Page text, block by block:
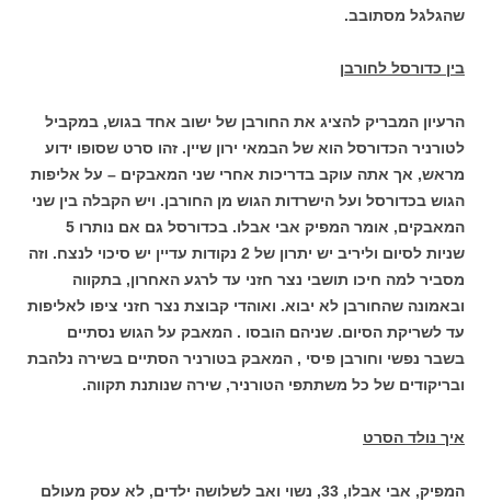
שהגלגל מסתובב.
בין כדורסל לחורבן
הרעיון המבריק להציג את החורבן של ישוב אחד בגוש, במקביל
לטורניר הכדורסל הוא של הבמאי ירון שיין. זהו סרט שסופו ידוע
מראש, אך אתה עוקב בדריכות אחרי שני המאבקים – על אליפות
הגוש בכדורסל ועל הישרדות הגוש מן החורבן. ויש הקבלה בין שני
המאבקים, אומר המפיק אבי אבלו. בכדורסל גם אם נותרו 5
שניות לסיום וליריב יש יתרון של 2 נקודות עדיין יש סיכוי לנצח. וזה
מסביר למה חיכו תושבי נצר חזני עד לרגע האחרון, בתקווה
ובאמונה שהחורבן לא יבוא. ואוהדי קבוצת נצר חזני ציפו לאליפות
עד לשריקת הסיום. שניהם הובסו . המאבק על הגוש נסתיים
בשבר נפשי וחורבן פיסי , המאבק בטורניר הסתיים בשירה נלהבת
ובריקודים של כל משתתפי הטורניר, שירה שנותנת תקווה.
איך נולד הסרט
המפיק, אבי אבלו, 33, נשוי ואב לשלושה ילדים, לא עסק מעולם